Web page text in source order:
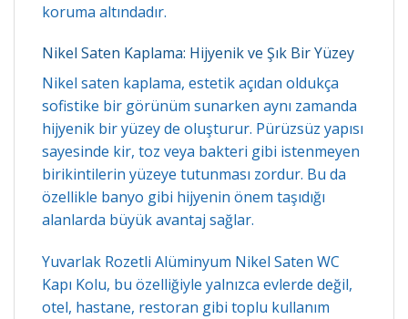
koruma altındadır.
Nikel Saten Kaplama: Hijyenik ve Şık Bir Yüzey
Nikel saten kaplama, estetik açıdan oldukça
sofistike bir görünüm sunarken aynı zamanda
hijyenik bir yüzey de oluşturur. Pürüzsüz yapısı
sayesinde kir, toz veya bakteri gibi istenmeyen
birikintilerin yüzeye tutunması zordur. Bu da
özellikle banyo gibi hijyenin önem taşıdığı
alanlarda büyük avantaj sağlar.
Yuvarlak Rozetli Alüminyum Nikel Saten WC
Kapı Kolu, bu özelliğiyle yalnızca evlerde değil,
otel, hastane, restoran gibi toplu kullanım